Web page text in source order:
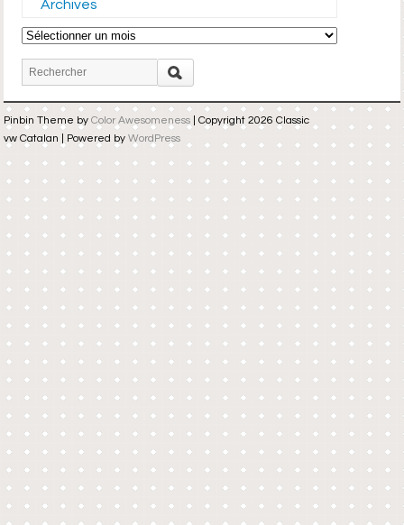
Archives
Archives
Pinbin Theme by Color Awesomeness | Copyright 2026 Classic
vw Catalan | Powered by WordPress